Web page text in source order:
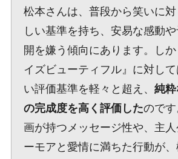
松本さんは、普段から笑いに
しい基準を持ち、安易な感動
開を嫌う傾向にあります。し
イズビューティフル』に対し
い評価基準を軽々と超え、 純
の完成度を高く評価したので
画が持つメッセージ性や、主
ーモアと愛情に満ちた行動が